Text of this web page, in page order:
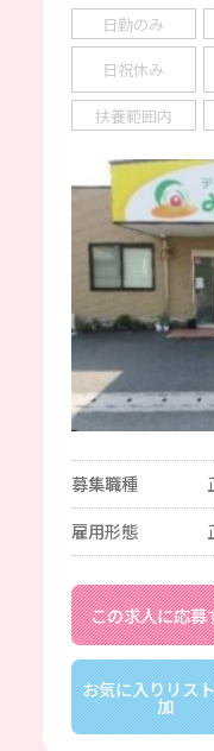
日勤のみ
日祝休み
扶養範囲内
募集職種
雇用形態
この求人に応募
お気に入りリス
加